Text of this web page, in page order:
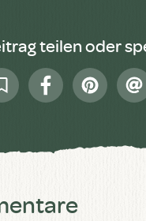
teilen oder
FacebookPinterest
E-
Mail